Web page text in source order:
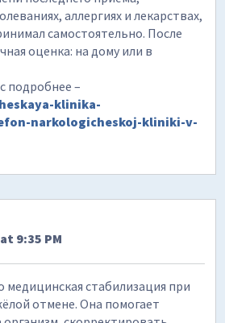
аллергиях и лекарствах,
самостоятельно. После
оценка: на дому или в
подробнее –
klinika-
narkologicheskoj-kliniki-v-
9:35 PM
медицинская стабилизация при
отмене. Она помогает